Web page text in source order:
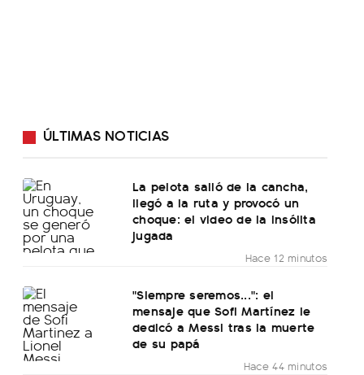
ÚLTIMAS NOTICIAS
La pelota salió de la cancha,
llegó a la ruta y provocó un
choque: el video de la insólita
jugada
Hace 12 minutos
"Siempre seremos...": el
mensaje que Sofi Martínez le
dedicó a Messi tras la muerte
de su papá
Hace 44 minutos